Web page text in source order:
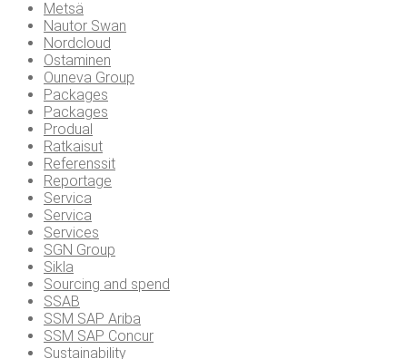
Metsä
Nautor Swan
Nordcloud
Ostaminen
Ouneva Group
Packages
Packages
Produal
Ratkaisut
Referenssit
Reportage
Servica
Servica
Services
SGN Group
Sikla
Sourcing and spend
SSAB
SSM SAP Ariba
SSM SAP Concur
Sustainability